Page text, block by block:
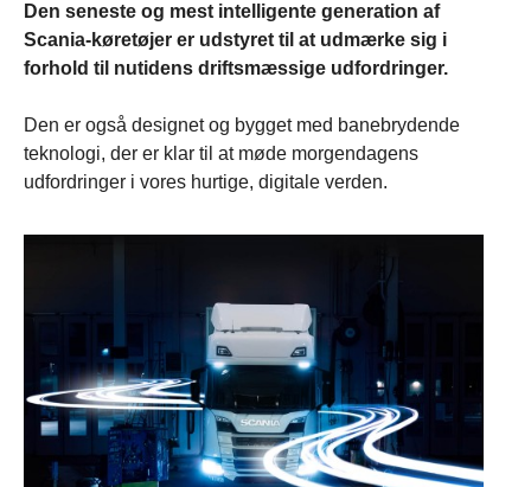
Den seneste og mest intelligente generation af
Scania-køretøjer er udstyret til at udmærke sig i
forhold til nutidens driftsmæssige udfordringer.
Den er også designet og bygget med banebrydende
teknologi, der er klar til at møde morgendagens
udfordringer i vores hurtige, digitale verden.